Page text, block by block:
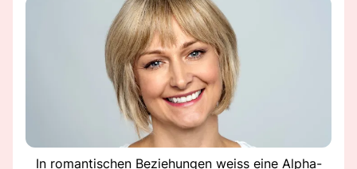
In romantischen Beziehungen weiss eine Alpha-